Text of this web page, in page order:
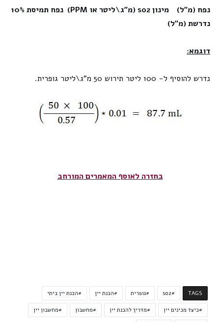
נפח (מ"ל) מינוןso2 (מ"ג\ליטר או PPM
) נפח תמיסת 10%
נדרשת (מ"ל)
דוגמא:
נדרש להוסיף ל- 100 ליטר תירוש 50 מ"ג\ליטר גופרית.
בחזרה לאוסף המאמרים המורחב
TAGS
so2 גופרית הכנת יין הכנת יין ביתי
כיצד מכינים יין מדריך להכנת יין מחשבון מחשבון יין